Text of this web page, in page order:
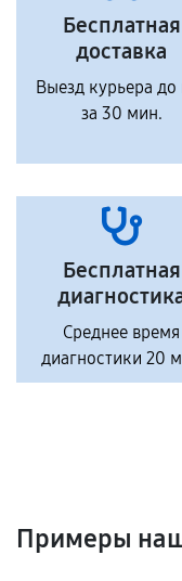
Бесплатная
доставка
Выезд курьера до
за 30 мин.
Бесплатная
Среднее время
диагностики 20
Примеры